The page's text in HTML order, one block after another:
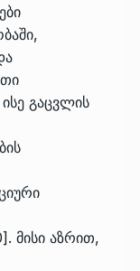
გაცვლის
მისი აზრით,